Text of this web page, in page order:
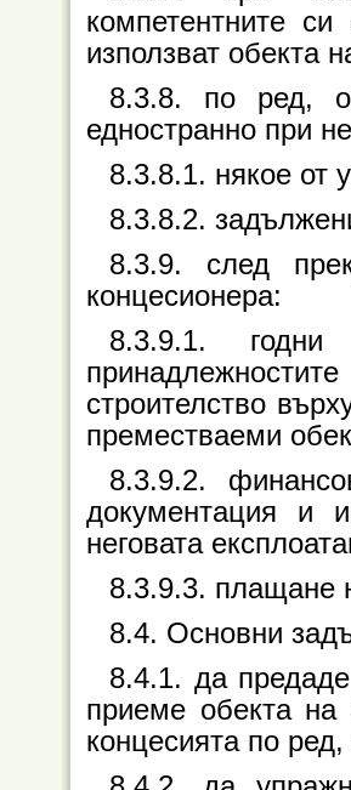
компетентните
използват обекта
8.3.8. по ред,
едностранно при
8.3.8.1. някое от
8.3.8.2.
8.3.9. след
концесионера:
8.3.9.1.
строителство
преместваеми
8.3.9.2.
документация и
неговата
8.3.9.3. плащане
8.4. Основни
8.4.1. да
приеме обекта на
концесията по